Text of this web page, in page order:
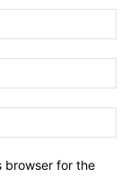
browser for the